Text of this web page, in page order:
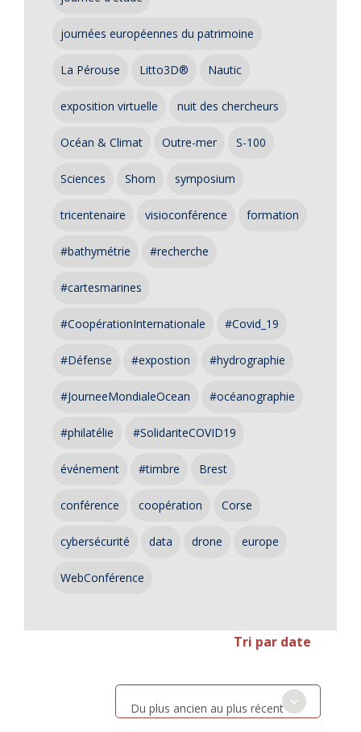
journées européennes du patrimoine
La Pérouse Litto3D® Nautic
exposition virtuelle nuit des chercheurs
Océan & Climat Outre-mer S-100
Sciences Shom symposium
tricentenaire visioconférence formation
#bathymétrie #recherche
#cartesmarines
#CoopérationInternationale #Covid_19
#Défense #expostion #hydrographie
#JourneeMondialeOcean #océanographie
#philatélie #SolidariteCOVID19
événement #timbre Brest
conférence coopération Corse
cybersécurité data drone europe
WebConférence
Tri par date
Du plus ancien au plus récent